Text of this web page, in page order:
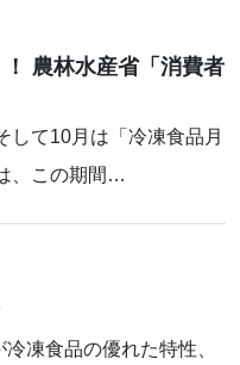
農林水産省「消費者
して10月は「冷凍食品月
、この期間…
凍食品の優れた特性、